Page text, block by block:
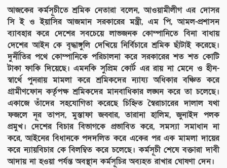
আজকের কর্মসূচীতে শ্রমিক নেতারা বলেন, আওয়ামীলীগ এর দোসর
সি ই ও ইয়াসির আজমান সরকারের মন্ত্রী, এম পি, আমল-প্রশাসন
ব্যাবহার করে দেশের সবচেয়ে লাভজনক কোম্পানিতে বিনা বাধায়
দেশের আইন কে বৃদ্ধাঙ্গুলি দেখিয়ে নির্বিচারে শ্রমিক ছাঁটাই করেছে।
দুর্নীতির পথে কোম্পানিকে পরিচালনা করে সরকারের শত শত কোটি
টাকা ফাকি দিয়েছে। এমনকি সুপ্রিম কোর্ট এর রায় না মেনে ও হীন-
স্বার্থে পুনরায় মামলা করে শ্রমিকদের ন্যায্য অধিকার বঞ্চিত করে
গ্রামীণফোন কর্তৃপক্ষ শ্রমিকদের মানবাধিকার লঙ্ঘন করে তা চলেছে।
একাজে তাঁদের সহযোগিতা করেছে চিহ্নিত স্বৈরাচারের দালাল যথা
ফজলে নূর তাপস, মুস্তাফা জব্বার, তারানা হালিম, জুনাইদ পলক
প্রমুখ। দেশের বিচার বিভাগকে প্রভাবিত করে, সমস্যা সমাধান না
করে, আইনের বিধানকে পদদলিত করে একের পর এক মামলা দায়ের
করে ন্যায়বিচার কে বিলম্বিত করে চলেছে। কর্মসূচী শেষে বক্তারা দাবী
আদায় না হওয়া পর্যন্ত অবস্থান কর্মসূচির অব্যহত রাখার ঘোষণা দেন।